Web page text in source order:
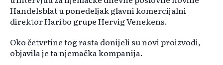
Handelsblat u ponedeljak glavni komercijalni
direktor Haribo grupe Hervig Venekens.
Oko četvrtine tog rasta donijeli su novi proizvodi,
objavila je ta njemačka kompanija.